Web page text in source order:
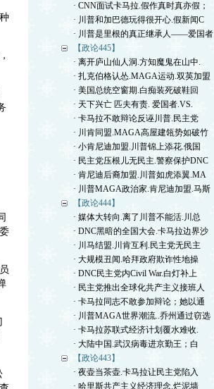
· CNN面试卡马拉.假作真时真亦假；
· 川普和加巴德玩得很开心.假新闻C
· 川普是里根的真正继承人——爱国者
【政论445】
· 离开庐山仙人洞.方知魔鬼在山中.
· 扎克伯格认怂.MAGA运动.双英加盟
· 美国总统空窗期.白痴装死破鞋回
· 天下兴亡 匹夫有责. 爱国者.VS.
· 卡马拉不敢辩论反诬川普.民主党
· 川肯同盟.MAGA高屋建瓴势如破竹
· 小肯尼迪加盟.川普锦上添花.俄国
· 民主党压根儿无民主.警察保护DNC
· 肯尼迪后裔加盟.川普如虎添翼.MA
· 川普MAGA政治家.肯尼迪加盟.马斯
【政论444】
· 媒体大转向.离了川普不能活.川总
· DNC黑暗的全国大会.卡马拉边界沙
· 川马结盟.川肯互利.民主党无民主
· 大规模丑闻.哈拜政府欺诈性地操
· DNC民主党内Civil War.白灯补上
· 民主党推出全球化共产主义接班人
· 卡马拉同志不敢参加辩论；她以通
· 川普MAGA世界潮流..乔州通过窃选
· 卡马拉苏联式经济计划覆水难收.
· 大陆中国.武汉病毒进京勤王；白
【政论443】
· 夜壶当茶壶.卡马拉让民主党陷入
· 哈里斯共产主义经济理念.烂泥墙